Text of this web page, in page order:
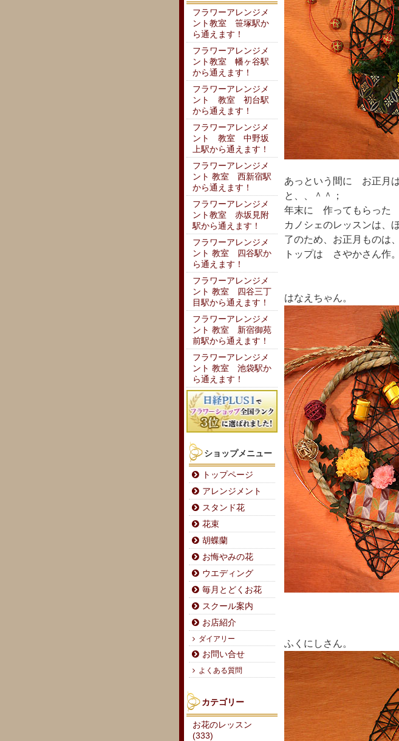
あっという間に お正月
と、、＾＾；
年末に 作ってもらった
カノシェのレッスンは、
了のため、お正月ものは
トップは さやかさん作。
はなえちゃん。
ふくにしさん。
フラワーアレンジメ
ント教室 笹塚駅か
ら通えます！
フラワーアレンジメ
ント教室 幡ヶ谷駅
から通えます！
フラワーアレンジメ
ント 教室 初台駅
から通えます！
フラワーアレンジメ
ント 教室 中野坂
上駅から通えます！
フラワーアレンジメ
ント 教室 西新宿駅
から通えます！
フラワーアレンジメ
ント教室 赤坂見附
駅から通えます！
フラワーアレンジメ
ント 教室 四谷駅か
ら通えます！
フラワーアレンジメ
ント 教室 四谷三丁
目駅から通えます！
フラワーアレンジメ
ント 教室 新宿御苑
前駅から通えます！
フラワーアレンジメ
ント 教室 池袋駅か
ら通えます！
ショップメニュー
トップページ
アレンジメント
スタンド花
花束
胡蝶蘭
お悔やみの花
ウエディング
毎月とどくお花
スクール案内
お店紹介
ダイアリー
お問い合せ
よくある質問
カテゴリー
お花のレッスン
(333)